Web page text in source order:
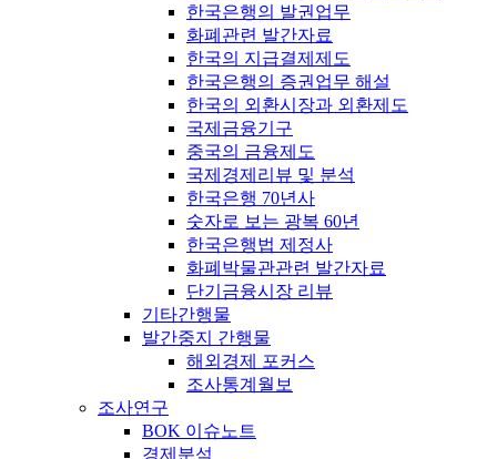
한국은행의 발권업무
화폐관련 발간자료
한국의 지급결제제도
한국은행의 증권업무 해설
한국의 외환시장과 외환제도
국제금융기구
중국의 금융제도
국제경제리뷰 및 분석
한국은행 70년사
숫자로 보는 광복 60년
한국은행법 제정사
화폐박물관관련 발간자료
단기금융시장 리뷰
기타간행물
발간중지 간행물
해외경제 포커스
조사통계월보
조사연구
BOK 이슈노트
경제분석